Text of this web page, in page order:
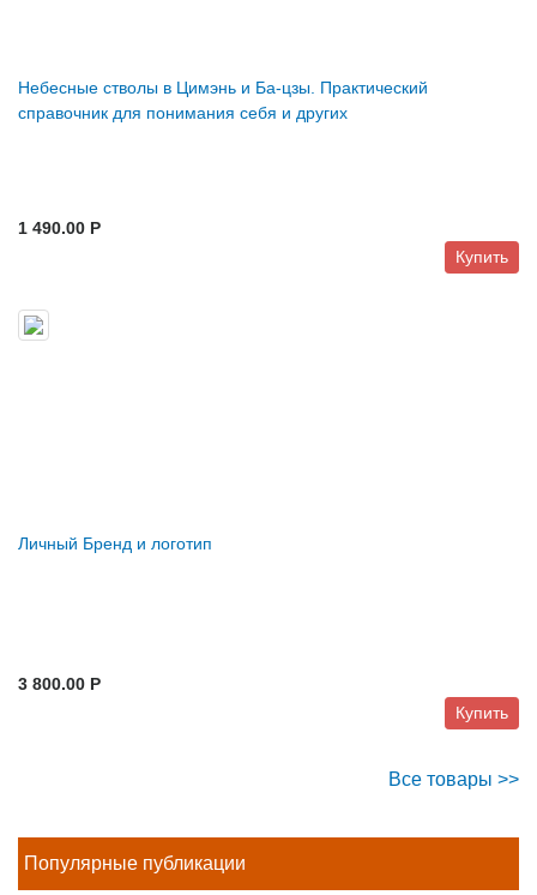
Небесные стволы в Цимэнь и Ба-цзы. Практический
справочник для понимания себя и других
1 490.00 P
Купить
Личный Бренд и логотип
3 800.00 P
Купить
Все товары >>
Популярные публикации